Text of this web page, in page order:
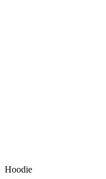
Hoodie